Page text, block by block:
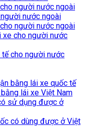
người nước ngoài
nước ngoài
người nước ngoài
xe cho người nước
cho người nước
bằng lái xe quốc tế
lái xe Việt Nam
sử dụng được ở
có dùng được ở Việt